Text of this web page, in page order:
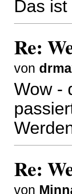
Das
Re:
von
Wow -
Re:
von